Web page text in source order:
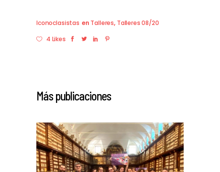
Iconoclasistas en Talleres, Talleres 08/20
4 Likes
Más publicaciones